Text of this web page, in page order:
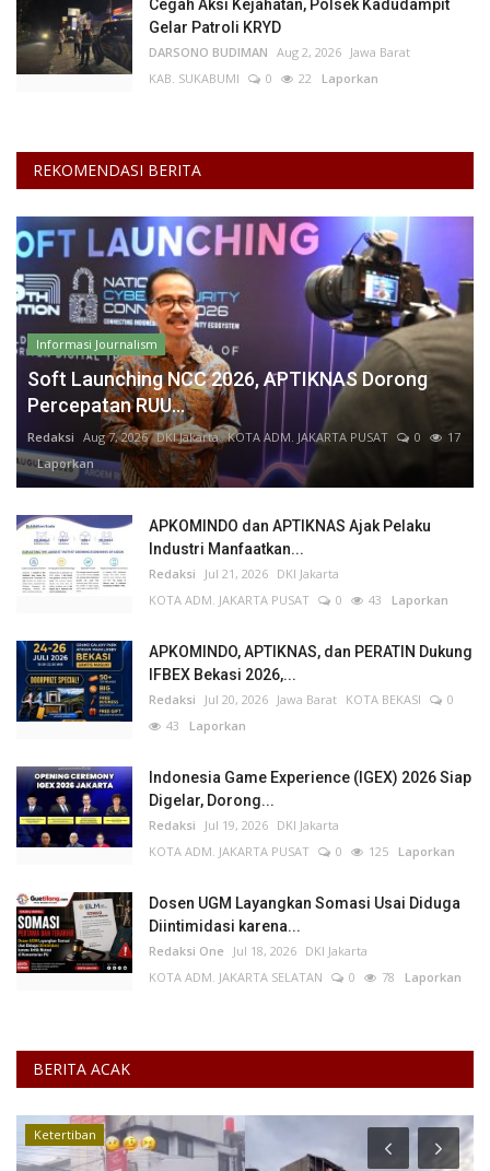
Cegah Aksi Kejahatan, Polsek Kadudampit
Gelar Patroli KRYD
DARSONO BUDIMAN Aug 2, 2026 Jawa Barat
KAB. SUKABUMI
0 22 Laporkan
REKOMENDASI BERITA
Informasi Journalism
Soft Launching NCC 2026, APTIKNAS Dorong
Percepatan RUU...
Redaksi Aug 7, 2026 DKI Jakarta KOTA ADM. JAKARTA PUSAT 0
17
Laporkan
APKOMINDO dan APTIKNAS Ajak Pelaku
Industri Manfaatkan...
Redaksi Jul 21, 2026 DKI Jakarta
KOTA ADM. JAKARTA PUSAT
0 43 Laporkan
APKOMINDO, APTIKNAS, dan PERATIN Dukung
IFBEX Bekasi 2026,...
Redaksi Jul 20, 2026 Jawa Barat KOTA BEKASI
0
43 Laporkan
Indonesia Game Experience (IGEX) 2026 Siap
Digelar, Dorong...
Redaksi Jul 19, 2026 DKI Jakarta
KOTA ADM. JAKARTA PUSAT
0 125 Laporkan
Dosen UGM Layangkan Somasi Usai Diduga
Diintimidasi karena...
Redaksi One Jul 18, 2026 DKI Jakarta
KOTA ADM. JAKARTA SELATAN
0 78 Laporkan
BERITA ACAK
Ketertiban